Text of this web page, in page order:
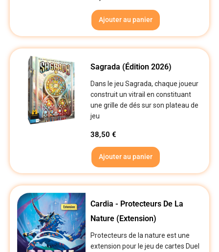
Ajouter au panier
Sagrada (Édition 2026)
Dans le jeu Sagrada, chaque joueur
construit un vitrail en constituant
une grille de dés sur son plateau de
jeu
38,50€
Ajouter au panier
Cardia - Protecteurs De La
Nature (Extension)
Protecteurs de la nature est une
extension pour le jeu de cartes Duel